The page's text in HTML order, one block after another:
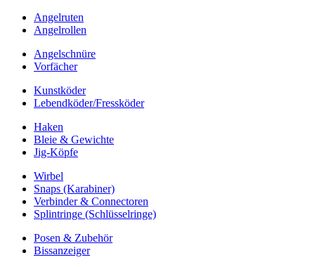
Angelruten
Angelrollen
Angelschnüre
Vorfächer
Kunstköder
Lebendköder/Fressköder
Haken
Bleie & Gewichte
Jig-Köpfe
Wirbel
Snaps (Karabiner)
Verbinder & Connectoren
Splintringe (Schlüsselringe)
Posen & Zubehör
Bissanzeiger